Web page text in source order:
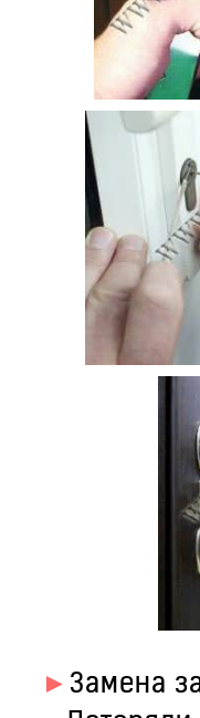
► Замена